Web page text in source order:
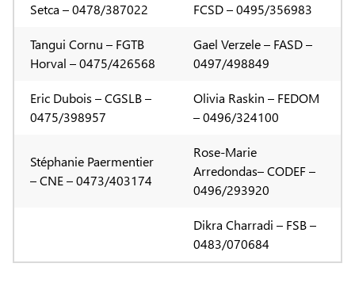
Setca – 0478/387022
FCSD – 0495/356983
Tangui Cornu – FGTB
Horval – 0475/426568
Gael Verzele – FASD –
0497/498849
Eric Dubois – CGSLB –
0475/398957
Olivia Raskin – FEDOM
– 0496/324100
Stéphanie Paermentier
– CNE – 0473/403174
Rose-Marie
Arredondas– CODEF –
0496/293920
Dikra Charradi – FSB –
0483/070684